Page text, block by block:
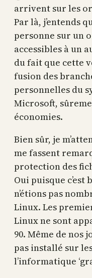
arrivent sur les
Par là, j’entends
personne sur un
accessibles à un
du fait que cette
fusion des
personnelles du
Microsoft,
économies.
Bien sûr, je
me fassent
protection des
Oui puisque c’est
n’étions pas
Linux. Les
Linux ne sont
90. Même de nos
pas installé sur
l’informatique